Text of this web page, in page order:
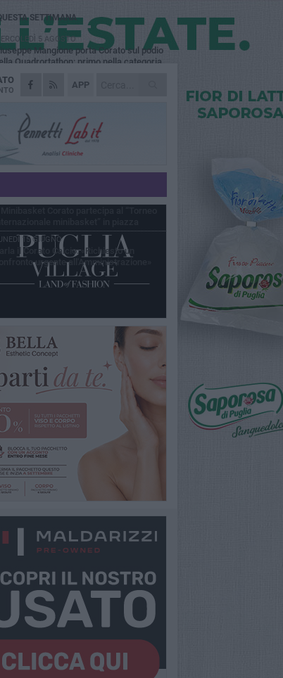
APP
SETTIMANA
5 AGOSTO
Mangione porta Corato sul podio
Quadrortathon: primo nella categoria
3 AGOSTO
Basket Corato, Vincenzo
30 LUGLIO
Calcio al campionato di Promozione
«Costruiamo un percorso solido e
25 GIUGNO
Calcio, l’Amministrazione comunale
20 GIUGNO
15 GIUGNO
il Corato Calcio: «Richiesto un
urgente all'Amministrazione»